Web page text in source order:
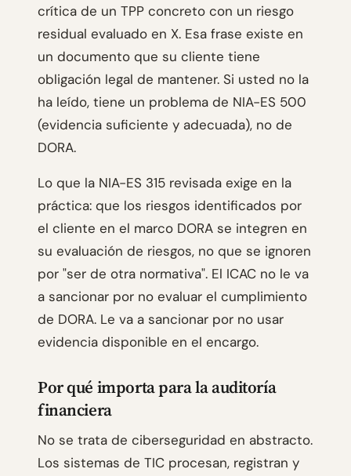
crítica de un TPP concreto con un riesgo
residual evaluado en X. Esa frase existe en
un documento que su cliente tiene
obligación legal de mantener. Si usted no la
ha leído, tiene un problema de NIA-ES 500
(evidencia suficiente y adecuada), no de
DORA.
Lo que la NIA-ES 315 revisada exige en la
práctica: que los riesgos identificados por
el cliente en el marco DORA se integren en
su evaluación de riesgos, no que se ignoren
por "ser de otra normativa". El ICAC no le va
a sancionar por no evaluar el cumplimiento
de DORA. Le va a sancionar por no usar
evidencia disponible en el encargo.
Por qué importa para la auditoría
financiera
No se trata de ciberseguridad en abstracto.
Los sistemas de TIC procesan, registran y